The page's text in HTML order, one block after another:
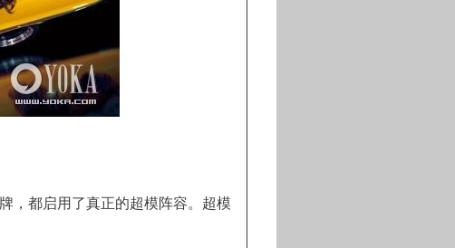
，都启用了真正的超模阵容。超模